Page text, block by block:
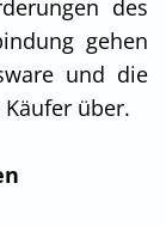
des
gehen
und die
über.